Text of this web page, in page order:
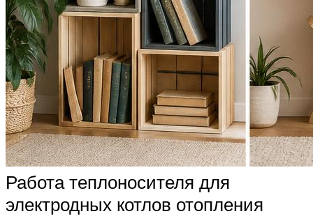
Работа теплоносителя для
электродных котлов отопления